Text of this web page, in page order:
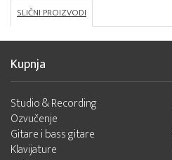
SLIČNI PROIZVODI
Kupnja
Studio & Recording
Ozvučenje
Gitare i bass gitare
Klavijature